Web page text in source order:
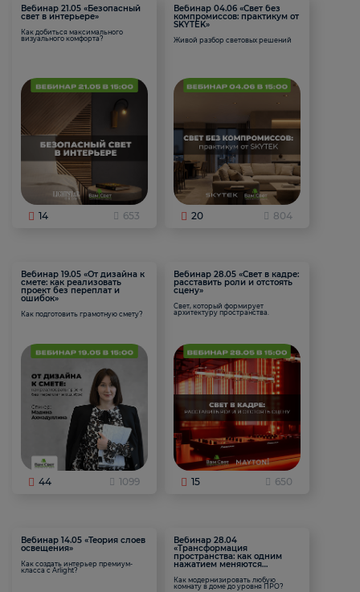
Вебинар 21.05 «Безопасный
свет в интерьере»
Как добиться максимального
визуального комфорта?
14 653
Вебинар 04.06 «Свет без
компромиссов: практикум от
SKYTEK»
Живой разбор световых решений
20 804
Вебинар 19.05 «От дизайна к
смете: как реализовать
проект без переплат и
ошибок»
Как подготовить грамотную смету?
44 1099
Вебинар 28.05 «Свет в кадре:
расставить роли и отстоять
сцену»
Свет, который формирует
архитектуру пространства.
15 650
Вебинар 14.05 «Теория слоев
освещения»
Как создать интерьер премиум-
класса с Arlight?
Вебинар 28.04
«Трансформация
пространства: как одним
нажатием меняются
Как модернизировать любую
комнату в доме до уровня ПРО?